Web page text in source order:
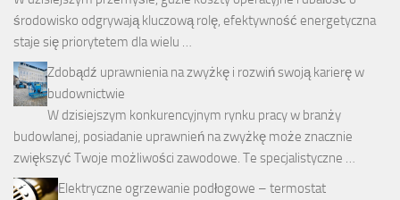
środowisko odgrywają kluczową rolę, efektywność energetyczna
staje się priorytetem dla wielu …
Zdobądź uprawnienia na zwyżkę i rozwiń swoją karierę w
budownictwie
W dzisiejszym konkurencyjnym rynku pracy w branży
budowlanej, posiadanie uprawnień na zwyżkę może znacznie
zwiększyć Twoje możliwości zawodowe. Te specjalistyczne …
Elektryczne ogrzewanie podłogowe – termostat